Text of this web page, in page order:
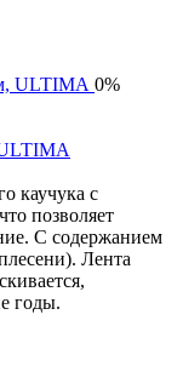
0%
каучука с
позволяет
С содержанием
Лента
годы.